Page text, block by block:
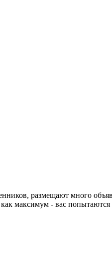
размещают много
максимум - вас попытаются